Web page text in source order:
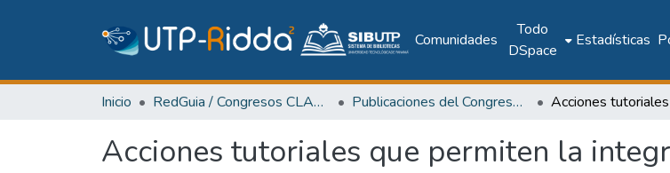
Comunidades
Todo
DSpace
Estadísticas
Inicio RedGuia / Congresos CLABES Publicaciones del Congreso Internacional CLABES
Acciones tutoriales que permiten la